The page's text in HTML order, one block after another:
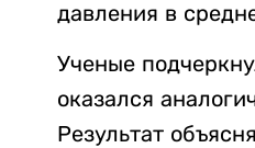
давления в
Ученые
оказался
Результат